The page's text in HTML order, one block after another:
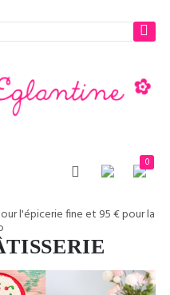
0
CHERCHER